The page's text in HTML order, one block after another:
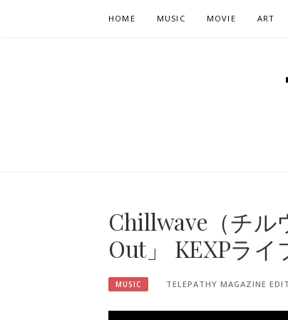
HOME MUSIC MOVIE ART
Chillwave（チル
Out」 KEXPライ
MUSIC TELEPATHY MAGAZINE